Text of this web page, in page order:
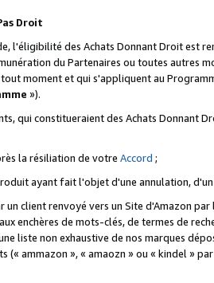
Droit
l'éligibilité des Achats Donnant Droit est
du Partenaires ou toutes autres
moment et qui s'appliquent au
»).
qui constitueraient des Achats Donnant
la résiliation de votre Accord ;
ayant fait l'objet d'une annulation,
un client renvoyé vers un Site d'Amazon
enchères de mots-clés, de termes de
liste non exhaustive de nos marques
(« ammazon », « amaozn » ou « kindel »